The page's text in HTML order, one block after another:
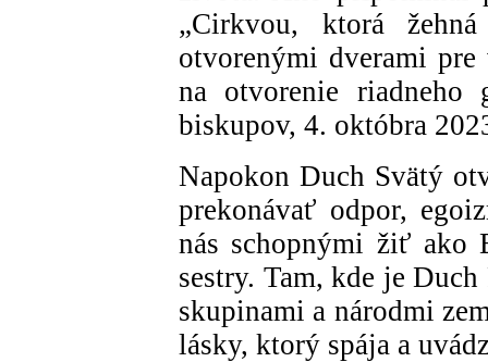
„Cirkvou, ktorá
otvorenými dverami
na otvorenie riadneho
biskupov, 4. októbra
Napokon Duch Svätý
prekonávať odpor,
nás schopnými žiť ako
sestry. Tam, kde je
skupinami a národmi
lásky, ktorý spája a